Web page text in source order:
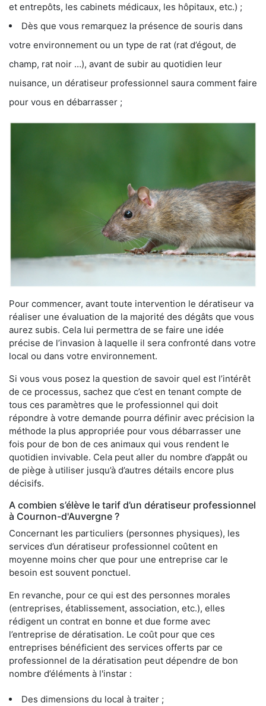
et entrepôts, les cabinets médicaux, les hôpitaux, etc.) ;
Dès que vous remarquez la présence de souris dans
votre environnement ou un type de rat (rat d’égout, de
champ, rat noir …), avant de subir au quotidien leur
nuisance, un dératiseur professionnel saura comment faire
pour vous en débarrasser ;
Pour commencer, avant toute intervention le dératiseur va
réaliser une évaluation de la majorité des dégâts que vous
aurez subis. Cela lui permettra de se faire une idée
précise de l’invasion à laquelle il sera confronté dans votre
local ou dans votre environnement.
Si vous vous posez la question de savoir quel est l’intérêt
de ce processus, sachez que c’est en tenant compte de
tous ces paramètres que le professionnel qui doit
répondre à votre demande pourra définir avec précision la
méthode la plus appropriée pour vous débarrasser une
fois pour de bon de ces animaux qui vous rendent le
quotidien invivable. Cela peut aller du nombre d’appât ou
de piège à utiliser jusqu’à d’autres détails encore plus
décisifs.
A combien s’élève le tarif d’un dératiseur professionnel
à Cournon-d'Auvergne ?
Concernant les particuliers (personnes physiques), les
services d’un dératiseur professionnel coûtent en
moyenne moins cher que pour une entreprise car le
besoin est souvent ponctuel.
En revanche, pour ce qui est des personnes morales
(entreprises, établissement, association, etc.), elles
rédigent un contrat en bonne et due forme avec
l’entreprise de dératisation. Le coût pour que ces
entreprises bénéficient des services offerts par ce
professionnel de la dératisation peut dépendre de bon
nombre d’éléments à l'instar :
Des dimensions du local à traiter ;